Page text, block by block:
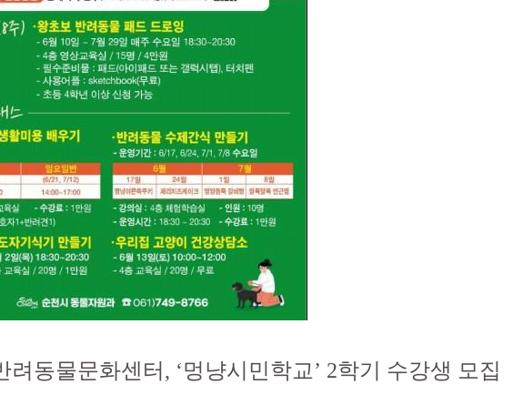
려동물문화센터, ‘멍냥시민학교’ 2학기 수강생 모집